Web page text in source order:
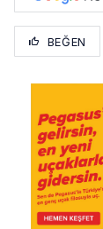
BEĞEN